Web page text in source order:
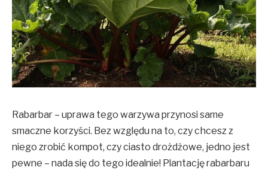
Rabarbar – uprawa tego warzywa przynosi same
smaczne korzyści. Bez względu na to, czy chcesz z
niego zrobić kompot, czy ciasto drożdżowe, jedno jest
pewne – nada się do tego idealnie! Plantację rabarbaru